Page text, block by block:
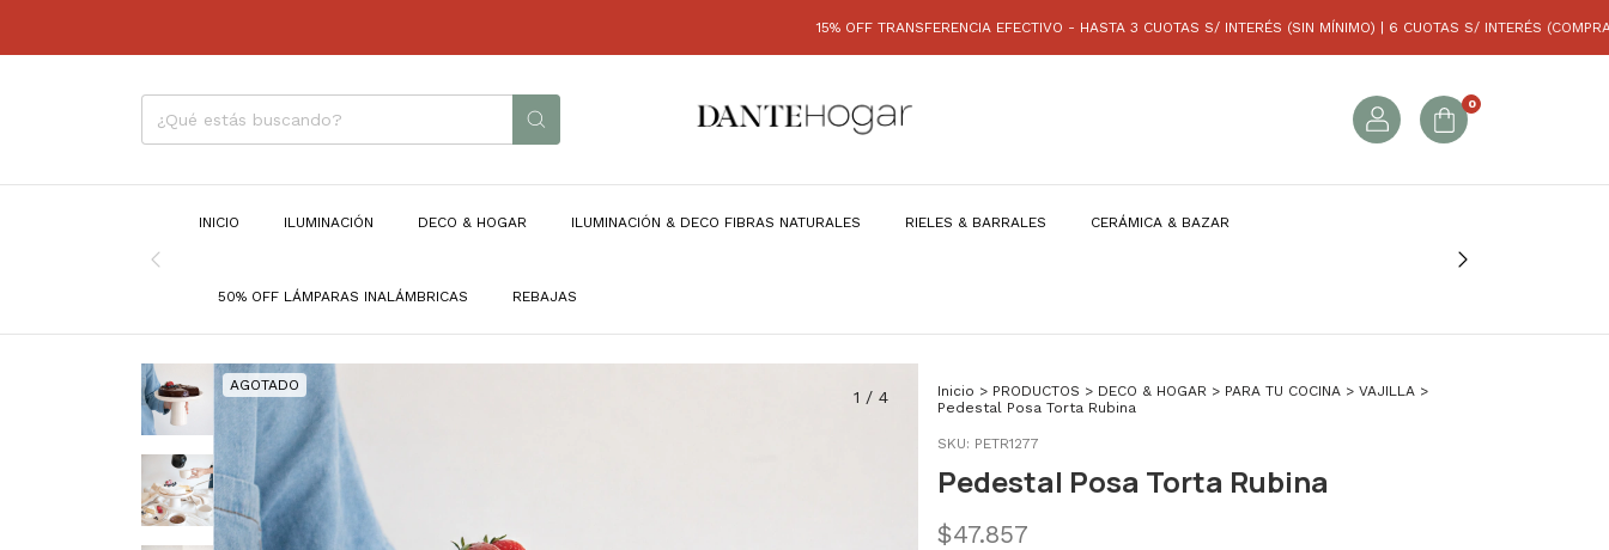
15% OFF TRANSFERENCIA EFECTIVO - HASTA 3 CUOTAS S/ INTERÉS (SIN MÍNIMO) | 6 CUOTAS S/ INTERÉS (COMPRAS SUP.
0
INICIO ILUMINACIÓN DECO & HOGAR ILUMINACIÓN & DECO FIBRAS NATURALES RIELES & BARRALES CERÁMICA & BAZAR
50% OFF LÁMPARAS INALÁMBRICAS REBAJAS
1 / 4 Inicio > PRODUCTOS > DECO & HOGAR > PARA TU COCINA > VAJILLA >
Pedestal Posa Torta Rubina
SKU: PETR1277
Pedestal Posa Torta Rubina
$47.857